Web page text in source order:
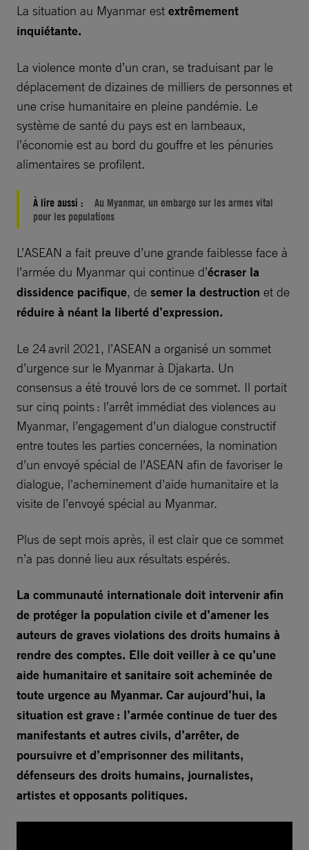
La situation au Myanmar est extrêmement
inquiétante.
La violence monte d’un cran, se traduisant par le
déplacement de dizaines de milliers de personnes et
une crise humanitaire en pleine pandémie. Le
système de santé du pays est en lambeaux,
l’économie est au bord du gouffre et les pénuries
alimentaires se profilent.
À lire aussi :
Au Myanmar, un embargo sur les armes vital
pour les populations
L’ASEAN a fait preuve d’une grande faiblesse face à
l’armée du Myanmar qui continue d’écraser la
dissidence pacifique, de semer la destruction et de
réduire à néant la liberté d’expression.
Le 24 avril 2021, l’ASEAN a organisé un sommet
d’urgence sur le Myanmar à Djakarta. Un
consensus a été trouvé lors de ce sommet. Il portait
sur cinq points : l’arrêt immédiat des violences au
Myanmar, l’engagement d’un dialogue constructif
entre toutes les parties concernées, la nomination
d’un envoyé spécial de l’ASEAN afin de favoriser le
dialogue, l’acheminement d’aide humanitaire et la
visite de l’envoyé spécial au Myanmar.
Plus de sept mois après, il est clair que ce sommet
n’a pas donné lieu aux résultats espérés.
La communauté internationale doit intervenir afin
de protéger la population civile et d’amener les
auteurs de graves violations des droits humains à
rendre des comptes. Elle doit veiller à ce qu’une
aide humanitaire et sanitaire soit acheminée de
toute urgence au Myanmar. Car aujourd’hui, la
situation est grave : l’armée continue de tuer des
manifestants et autres civils, d’arrêter, de
poursuivre et d’emprisonner des militants,
défenseurs des droits humains, journalistes,
artistes et opposants politiques.